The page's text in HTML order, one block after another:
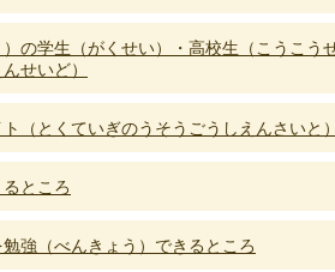
の学生（がくせい）・高校生（こうこ
せいど）
（とくていぎのうそうごうしえんさいと
ところ
強（べんきょう）できるところ